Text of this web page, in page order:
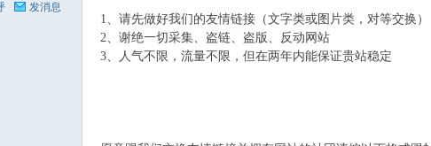
发消息
1、请先做好我们的友情链接（文字类或图片类，对等交换）
2、谢绝一切采集、盗链、盗版、反动网站
3、人气不限，流量不限，但在两年内能保证贵站稳定